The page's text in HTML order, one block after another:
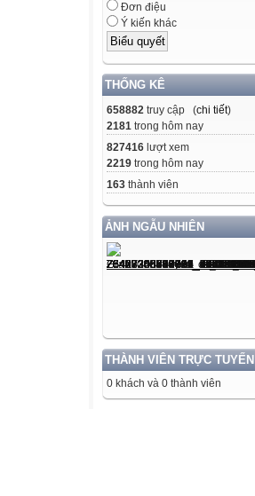
Đơn điệu
Ý kiến khác
THỐNG KÊ
658882 truy cập (chi tiết)
2181 trong hôm nay
827416 lượt xem
2219 trong hôm nay
163 thành viên
ẢNH NGẪU NHIÊN
THÀNH VIÊN TRỰC TUYẾN
0 khách và 0 thành viên